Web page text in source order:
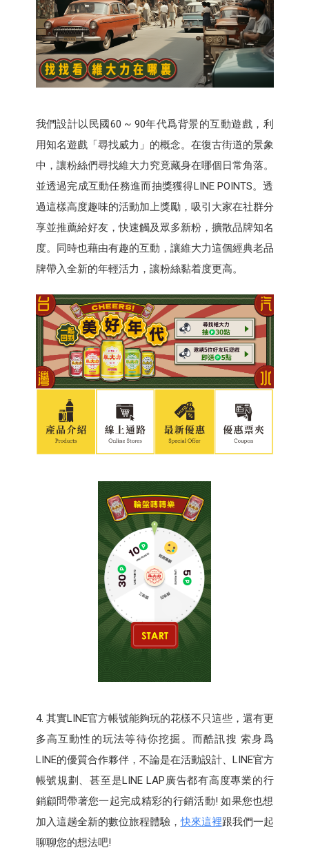
我們設計以民國60 ~ 90年代爲背景的互動遊戲，利
用知名遊戲「尋找威力」的概念。在復古街道的景象
中，讓粉絲們尋找維大力究竟藏身在哪個日常角落。
並透過完成互動任務進而抽獎獲得LINE POINTS。透
過這樣高度趣味的活動加上獎勵，吸引大家在社群分
享並推薦給好友，快速觸及眾多新粉，擴散品牌知名
度。同時也藉由有趣的互動，讓維大力這個經典老品
牌帶入全新的年輕活力，讓粉絲黏着度更高。
4. 其實LINE官方帳號能夠玩的花樣不只這些，還有更
多高互動性的玩法等待你挖掘。而酷訊搜 索身爲
LINE的優質合作夥伴，不論是在活動設計、LINE官方
帳號規劃、甚至是LINE LAP廣告都有高度專業的行
銷顧問帶著您一起完成精彩的行銷活動! 如果您也想
加入這趟全新的數位旅程體驗，快來這裡跟我們一起
聊聊您的想法吧!